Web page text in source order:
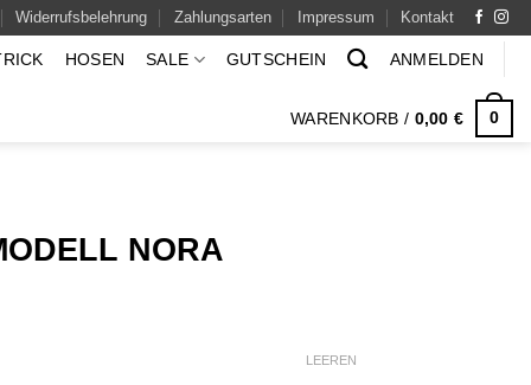
Widerrufsbelehrung Zahlungsarten Impressum Kontakt
HOSEN SALE GUTSCHEIN ANMELDEN
WARENKORB / 0,00€ 0
NORA
LEEREN